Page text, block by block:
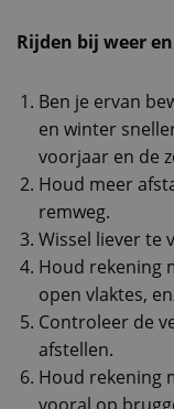
Rijden bij weer
Ben je ervan
en winter
voorjaar en de
Houd meer
remweg.
Wissel liever te
Houd rekening
open vlaktes,
Controleer de
afstellen.
Houd rekening